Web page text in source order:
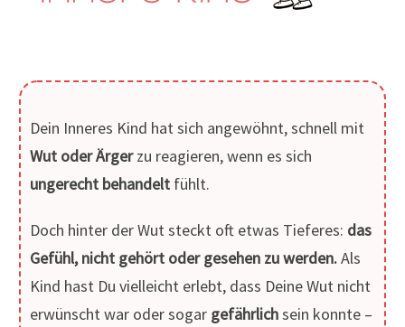
Dein Inneres Kind hat sich angewöhnt, schnell mit
Wut oder Ärgerzu reagieren, wenn es sich
ungerecht behandelt fühlt.
Doch hinter der Wut steckt oft etwas Tieferes: das
Gefühl, nicht gehört oder gesehen zu werden.Als
Kind hast Du vielleicht erlebt, dass Deine Wut nicht
erwünscht war oder sogar gefährlichsein konnte –